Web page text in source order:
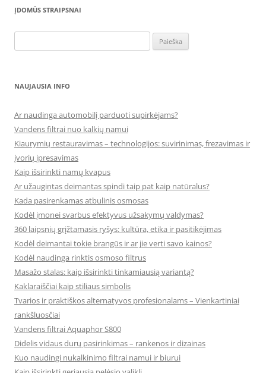
ĮDOMŪS STRAIPSNAI
NAUJAUSIA INFO
Ar naudinga automobilį parduoti supirkėjams?
Vandens filtrai nuo kalkių namui
Kiaurymių restauravimas – technologijos: suvirinimas, frezavimas ir
įvorių įpresavimas
Kaip išsirinkti namų kvapus
Ar užaugintas deimantas spindi taip pat kaip natūralus?
Kada pasirenkamas atbulinis osmosas
Kodėl įmonei svarbus efektyvus užsakymų valdymas?
360 laipsnių grįžtamasis ryšys: kultūra, etika ir pasitikėjimas
Kodėl deimantai tokie brangūs ir ar jie verti savo kainos?
Kodėl naudinga rinktis osmoso filtrus
Masažo stalas: kaip išsirinkti tinkamiausią variantą?
Kaklaraiščiai kaip stiliaus simbolis
Tvarios ir praktiškos alternatyvos profesionalams – Vienkartiniai
rankšluosčiai
Vandens filtrai Aquaphor S800
Didelis vidaus durų pasirinkimas – rankenos ir dizainas
Kuo naudingi nukalkinimo filtrai namui ir biurui